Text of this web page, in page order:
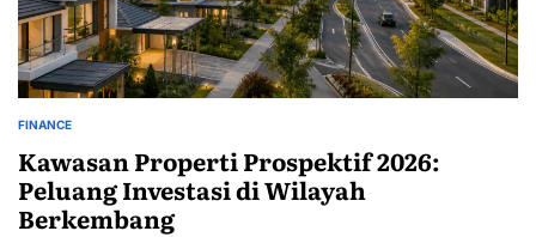
POSTED
FINANCE
Kawasan Properti Prospektif 2026:
Peluang Investasi di Wilayah
Berkembang